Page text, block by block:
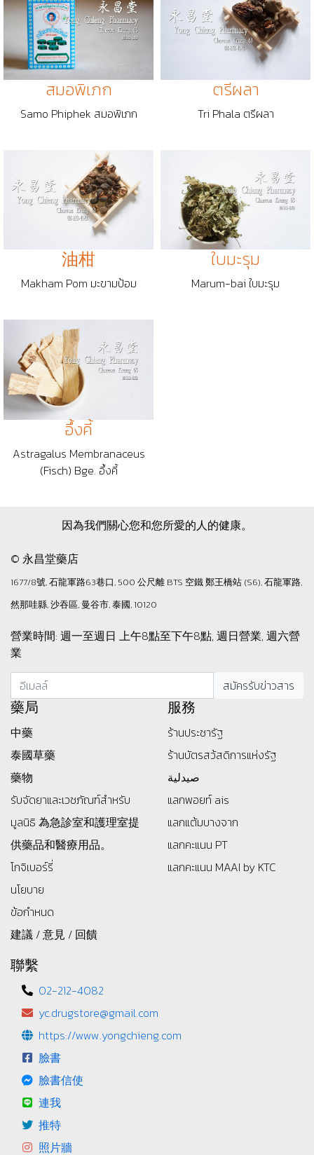
สมอพิเภก
Samo Phiphek สมอพิเภก
ตรีผลา
Tri Phala ตรีผลา
油柑
Makham Pom มะขามป้อม
ใบมะรุม
Marum-bai ใบมะรุม
อึ้งคี้
Astragalus Membranaceus
(Fisch) Bge. อึ้งคี้
因為我們關心您和您所愛的人的健康。
© 永昌堂藥店
1677/8號, 石龍軍路63巷口, 500 公尺離 BTS 空鐵 鄭王橋站 (S6), 石龍軍路,
然那哇縣, 沙吞區, 曼谷市, 泰國, 10120
營業時間: 週一至週日 上午8點至下午8點, 週日營業, 週六營
業
藥局
中藥
泰國草藥
藥物
รับจัดยาและเวชภัณฑ์สำหรับ
มูลนิธิ 為急診室和護理室提
供藥品和醫療用品。
โกจิเบอร์รี่
นโยบาย
ข้อกำหนด
建議 / 意見 / 回饋
服務
ร้านประชารัฐ
ร้านบัตรสว้สดิการแห่งรัฐ
صيدلية
แลกพอยท์ ais
แลกแต้มบางจาก
แลกคะแนน PT
แลกคะแนน MAAI by KTC
聯繫
02-212-4082
yc.drugstore@gmail.com
https://www.yongchieng.com
臉書
臉書信使
連我
推特
照片牆